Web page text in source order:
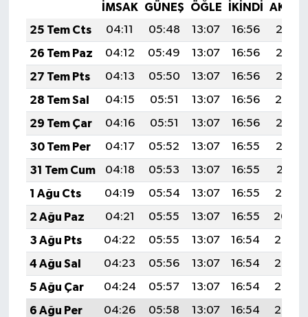
İMSAK GÜNEŞ ÖĞLE İKINDI
25 Tem Cts
04:11 05:48 13:07 16:56
20:16
26 Tem Paz
04:12 05:49 13:07 16:56
20:15
27 Tem Pts
04:13 05:50 13:07 16:56
20:15
28 Tem Sal
04:15 05:51 13:07 16:56
20:14
29 Tem Çar
04:16 05:51 13:07 16:56
20:13
30 Tem Per
04:17 05:52 13:07 16:55
20:12
31 Tem Cum
04:18 05:53 13:07 16:55
20:11
1 Ağu Cts
04:19 05:54 13:07 16:55
20:10
2 Ağu Paz
04:21 05:55 13:07 16:55
20:09
3 Ağu Pts
04:22 05:55 13:07 16:54
20:08
4 Ağu Sal
04:23 05:56 13:07 16:54
20:07
5 Ağu Çar
04:24 05:57 13:07 16:54
20:06
6 Ağu Per
04:26 05:58 13:07 16:54
20:05